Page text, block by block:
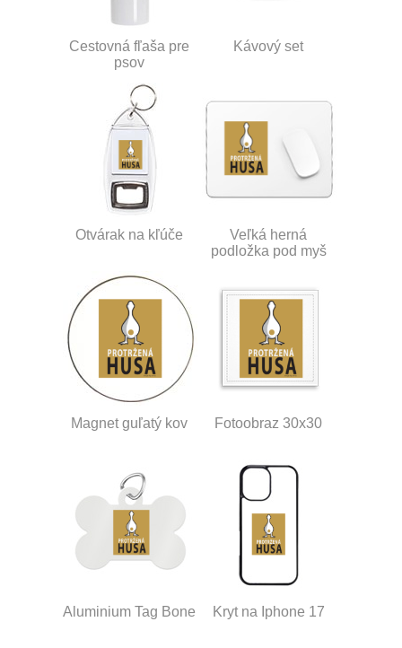
Cestovná fľaša pre
psov
Kávový set
Otvárak na kľúče
Veľká herná
podložka pod myš
Magnet guľatý kov Fotoobraz 30x30
Aluminium Tag Bone Kryt na Iphone 17